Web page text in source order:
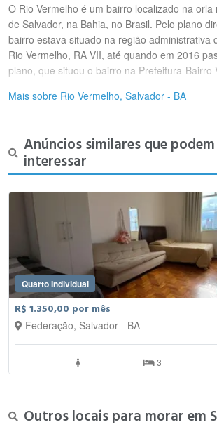
O Rio Vermelho é um bairro localizado na
de Salvador, na Bahia, no Brasil. Pelo plano
bairro estava situado na região administrativa
Rio Vermelho, RA VII, até quando em 2016
plano, que situou o bairro na Prefeitura-Bairro
Mais sobre Rio Vermelho, Salvador - BA
Anúncios similares que
interessar
Quarto Individual
R$ 1.350,00 por mês
Federação, Salvador - BA
3
Outros locais para morar em